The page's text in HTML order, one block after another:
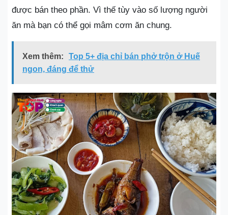
được bán theo phần. Vì thế tùy vào số lượng người
ăn mà bạn có thể gọi mâm cơm ăn chung.
Xem thêm:
Top 5+ địa chỉ bán phở trộn ở Huế
ngon, đáng để thử